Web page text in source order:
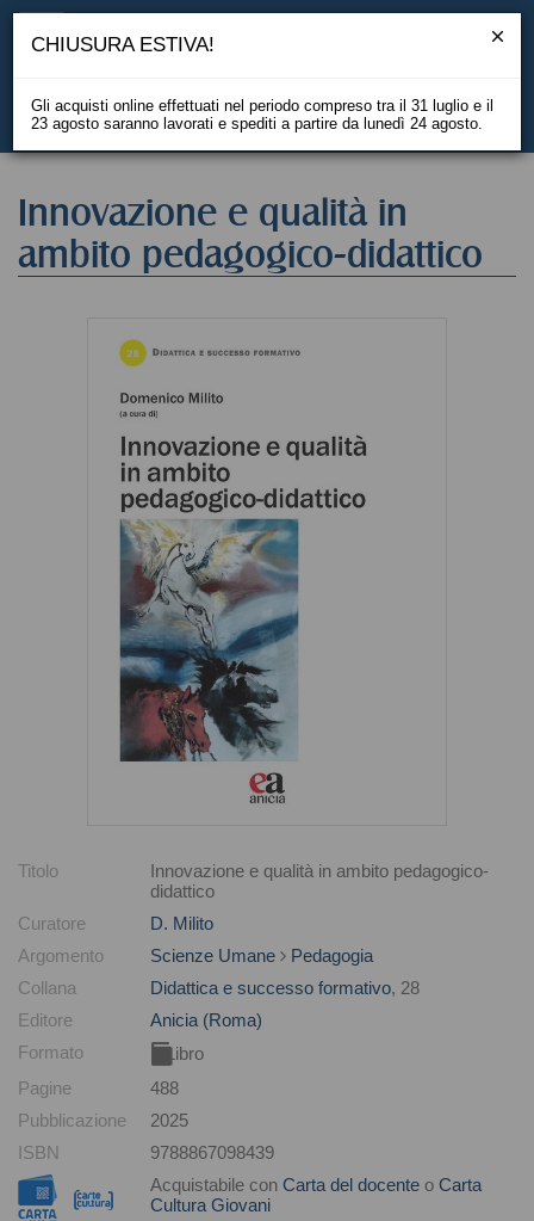
EN
Innovazione e qualità in
ambito pedagogico-didattico
Titolo
Innovazione e qualità in ambito pedagogico-
didattico
Curatore
D. Milito
Argomento
Scienze Umane
Pedagogia
Collana
Didattica e successo formativo, 28
Editore
Anicia (Roma)
Formato
Libro
Pagine
488
Pubblicazione
2025
ISBN
9788867098439
Acquistabile con Carta del docente o Carta
Cultura Giovani
CHIUSURA ESTIVA!
Gli acquisti online effettuati nel periodo compreso tra il 31 luglio e il
23 agosto saranno lavorati e spediti a partire da lunedì 24 agosto.